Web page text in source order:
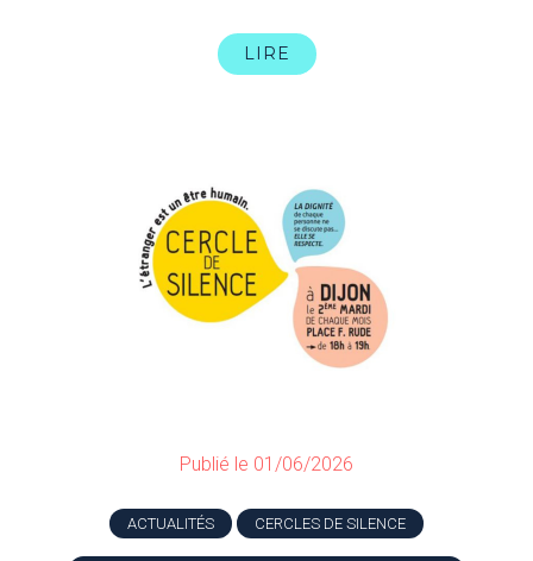
LIRE
Publié le 01/06/2026
ACTUALITÉS CERCLES DE SILENCE